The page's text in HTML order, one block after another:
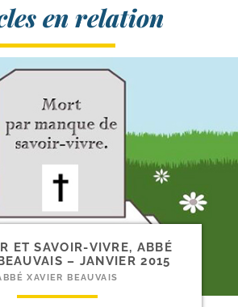
en relation
ET SAVOIR-​VIVRE, ABBÉ
– JANVIER 2015
XAVIER BEAUVAIS